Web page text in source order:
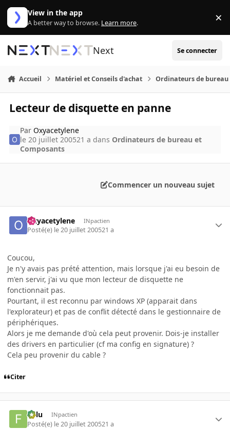
Aller au contenu
View in the app
A better way to browse. Learn more. ×
Next Se connecter
Accueil Matériel et Conseils d'achat Ordinateurs de bureau
Lecteur de disquette en panne
ParOxyacetylene
le 20 juillet 200521 a dans Ordinateurs de bureau et
Composants
Commencer un nouveau sujet
Oxyacetylene INpactien
Posté(e) le 20 juillet 200521 a
Coucou,
Je n'y avais pas prété attention, mais lorsque j'ai eu besoin de
m'en servir, j'ai vu que mon lecteur de disquette ne
fonctionnait pas.
Pourtant, il est reconnu par windows XP (apparait dans
l'explorateur) et pas de conflit détecté dans le gestionnaire de
périphériques.
Alors je me demande d'où cela peut provenir. Dois-je installer
des drivers en particulier (cf ma config en signature) ?
Cela peu provenir du cable ?
Citer
Fulu INpactien
Posté(e) le 20 juillet 200521 a